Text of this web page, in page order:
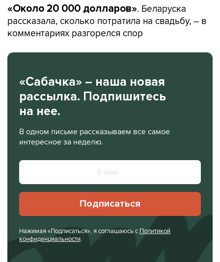
«Около 20 000 долларов». Беларуска
рассказала, сколько потратила на свадьбу, – в
комментариях разгорелся спор
«Сабачка» – наша новая
рассылка. Подпишитесь
на нее.
В одном письме рассказываем все самое
интересное за неделю.
Подписаться
Нажимая «Подписаться», я соглашаюсь с Политикой
конфиденциальности.